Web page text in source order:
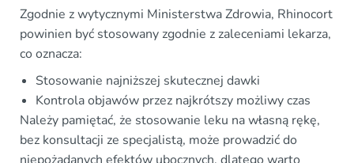
Zgodnie z wytycznymi Ministerstwa Zdrowia, Rhinocort
powinien być stosowany zgodnie z zaleceniami lekarza,
co oznacza:
Stosowanie najniższej skutecznej dawki
Kontrola objawów przez najkrótszy możliwy czas
Należy pamiętać, że stosowanie leku na własną rękę,
bez konsultacji ze specjalistą, może prowadzić do